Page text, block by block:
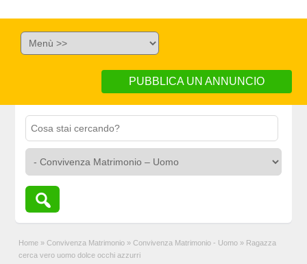
PUBBLICA UN ANNUNCIO
Home » Convivenza Matrimonio » Convivenza Matrimonio - Uomo » Ragazza
cerca vero uomo dolce occhi azzurri